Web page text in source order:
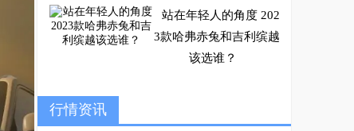
站在年轻人的角度 202
3款哈弗赤兔和吉利缤越
该选谁？
业，领克09正式登陆亚
行情资讯